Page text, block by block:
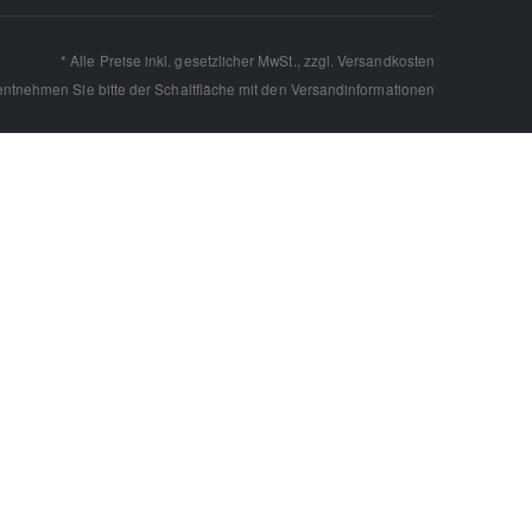
* Alle Preise inkl. gesetzlicher MwSt., zzgl.Versandkosten
Sie bitte der Schaltfläche mit den Versandinformationen